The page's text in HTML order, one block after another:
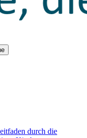
durch die